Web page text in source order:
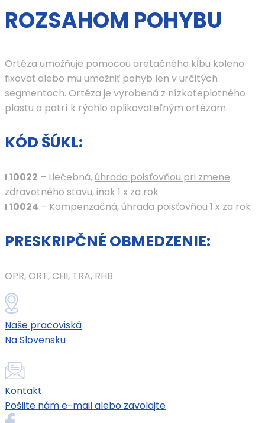
ROZSAHOM POHYBU
Ortéza umožňuje pomocou aretačného kĺbu koleno
fixovať alebo mu umožniť pohyb len v určitých
segmentoch. Ortéza je vyrobená z nízkoteplotného
plastu a patrí k rýchlo aplikovateľným ortézam.
KÓD ŠÚKL:
I 10022 – Liečebná,úhrada poisťovňou pri zmene
zdravotného stavu, inak 1 x za rok
I 10024 – Kompenzačná,úhrada poisťovňou 1 x za rok
PRESKRIPČNÉ OBMEDZENIE:
OPR, ORT, CHI, TRA, RHB
Naše pracoviská
Na Slovensku
Kontakt
Pošlite nám e-mail alebo zavolajte